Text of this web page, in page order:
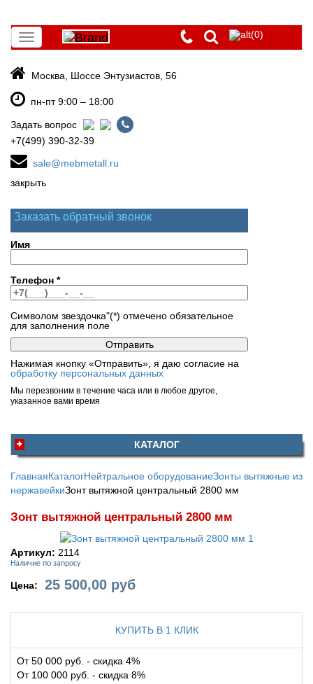
Toggle
navigation
(0)
Москва, Шоссе Энтузиастов, 56
пн-пт 9:00 – 18:00
Задать вопрос
+7(499) 390-32-39
sale@mebmetall.ru
закрыть
Заказать обратный звонок
Имя
Телефон *
Символом звездочка"(*) отмечено обязательное
для заполнения поле
Нажимая кнопку «Отправить», я даю согласие на
обработку персональных данных
Мы перезвоним в течение часа или в любое другое,
указанное вами время
КАТАЛОГ
ГлавнаяКаталогНейтральное оборудованиеЗонты вытяжные из
нержавейкиЗонт вытяжной центральный 2800 мм
Зонт вытяжной центральный 2800 мм
Артикул: 2114
Наличие по запросу
Цена: 25 500,00 руб
КУПИТЬ В 1 КЛИК
От 50 000 руб. - скидка 4%
От 100 000 руб. - скидка 8%